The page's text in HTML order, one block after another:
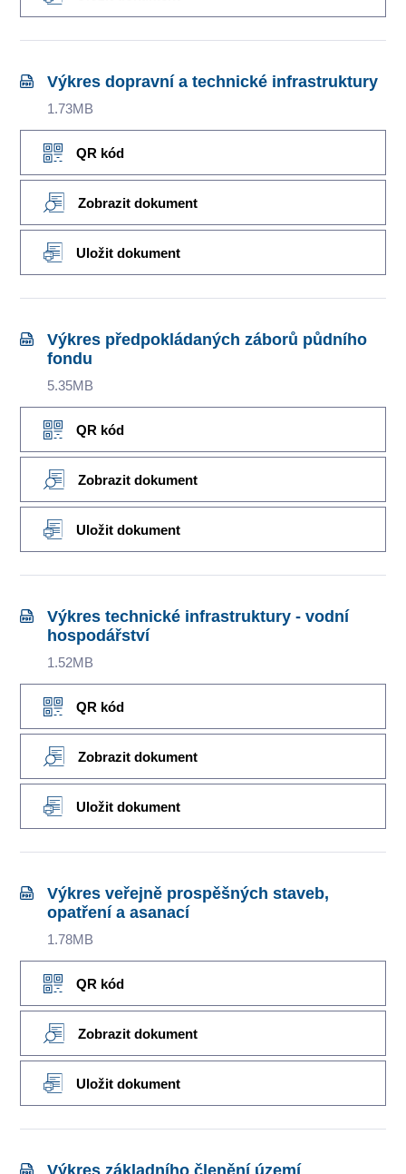
Výkres dopravní a technické infrastruktury
1.73MB
QR kód
Zobrazit dokument
Uložit dokument
Výkres předpokládaných záborů půdního
fondu
5.35MB
QR kód
Zobrazit dokument
Uložit dokument
Výkres technické infrastruktury - vodní
hospodářství
1.52MB
QR kód
Zobrazit dokument
Uložit dokument
Výkres veřejně prospěšných staveb,
opatření a asanací
1.78MB
QR kód
Zobrazit dokument
Uložit dokument
Výkres základního členění území